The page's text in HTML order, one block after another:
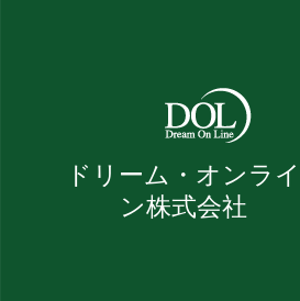
ドリーム・オンライ
ン株式会社